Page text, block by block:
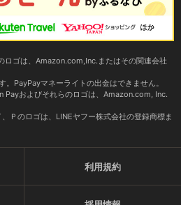
ゴは、Amazon.com,Inc.またはその関連会社
。PayPayマネーライトの出金はできません。
およびそれらのロゴは、Amazon.com, Inc.
Ｐのロゴは、LINEヤフー株式会社の登録商標ま
利用規約